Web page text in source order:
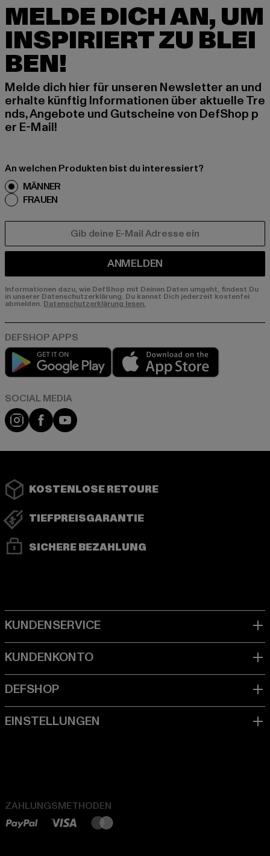
MELDE DICH AN, UM
INSPIRIERT ZU BLEI
BEN!
Melde dich hier für unseren Newsletter an und
erhalte künftig Informationen über aktuelle Tre
nds, Angebote und Gutscheine von DefShop p
er E-Mail!
An welchen Produkten bist du interessiert?
MÄNNER
FRAUEN
ANMELDEN
Informationen dazu, wie DefShop mit Deinen Daten umgeht, findest Du
in unserer Datenschutzerklärung. Du kannst Dich jederzeit kostenfei
abmelden. Datenschutzerklärung lesen.
Play market
Instagram
FacebookYouTube
KOSTENLOSE RETOURE
TIEFPREISGARANTIE
SICHERE BEZAHLUNG
ZAHLUNGSMETHODEN